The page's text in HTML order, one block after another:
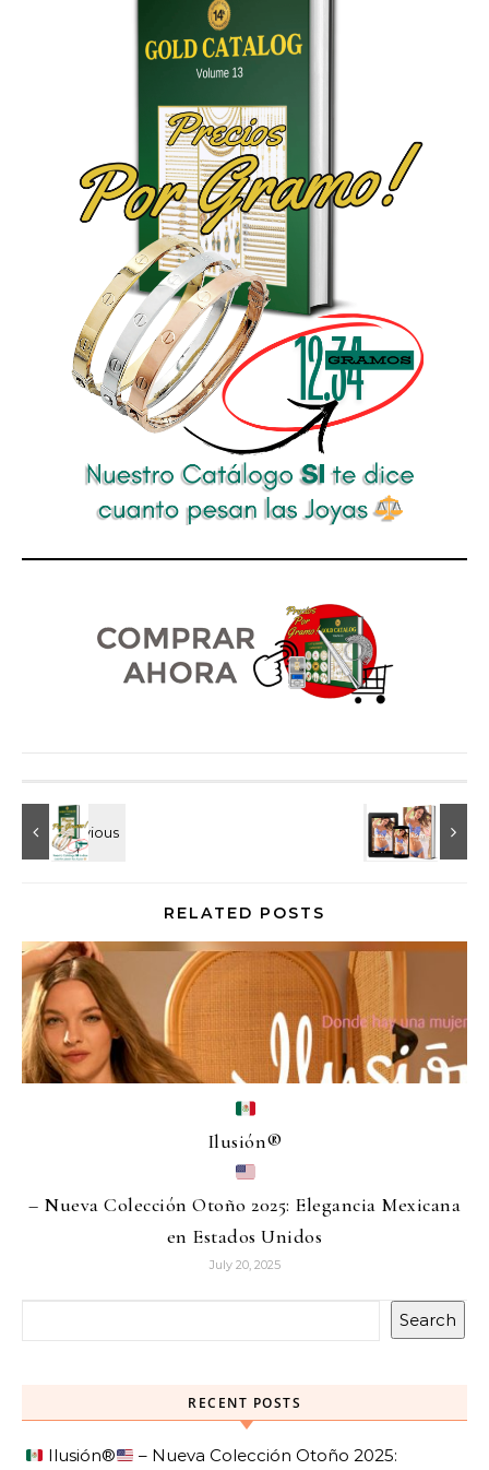
RELATED POSTS
Ilusión®️
– Nueva Colección Otoño 2025: Elegancia Mexicana
en Estados Unidos
July 20, 2025
Search
RECENT POSTS
Ilusión®️
– Nueva Colección Otoño 2025: